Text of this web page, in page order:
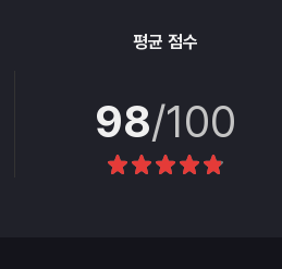
평균 점수
98/100